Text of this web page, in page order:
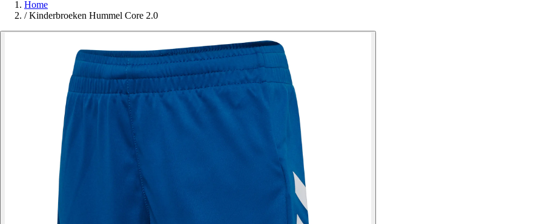
Home
/ Kinderbroeken Hummel Core 2.0